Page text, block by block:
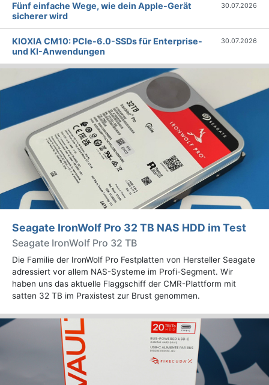
Fünf einfache Wege, wie dein Apple-Gerät
sicherer wird
30.07.2026
KIOXIA CM10: PCIe-6.0-SSDs für Enterprise-
und KI-Anwendungen
30.07.2026
Seagate IronWolf Pro 32 TB NAS HDD im Test
Seagate IronWolf Pro 32 TB
Die Familie der IronWolf Pro Festplatten von Hersteller Seagate
adressiert vor allem NAS-Systeme im Profi-Segment. Wir
haben uns das aktuelle Flaggschiff der CMR-Plattform mit
satten 32 TB im Praxistest zur Brust genommen.